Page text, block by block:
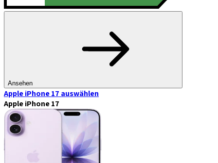
Ansehen
Apple iPhone 17 auswählen
Apple iPhone 17